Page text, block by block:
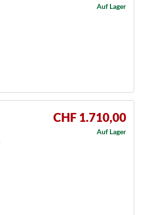
Auf Lager
CHF 1.710,00
Auf Lager